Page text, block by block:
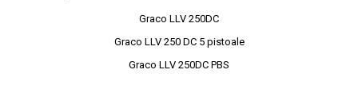
Graco LLV 250DC
Graco LLV 250 DC 5 pistoale
Graco LLV 250DC PBS